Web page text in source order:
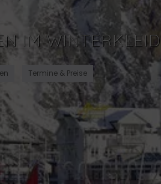
IM WINTERKLEID
Termine & Preise